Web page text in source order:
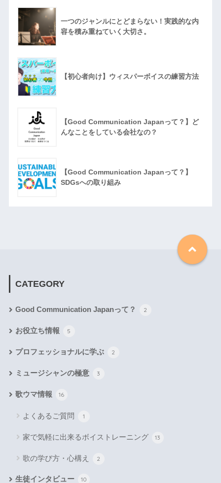
一つのジャンルにとどまらない！実践的な内
容を積み重ねていく大切さ。
【初心者向け】ウィスパーボイスの練習方法
【Good Communication Japanって？】ど
んなことをしている会社なの？
【Good Communication Japanって？】
SDGsへの取り組み
CATEGORY
Good Communication Japanって？ 2
お役立ち情報 5
プロフェッショナルに学ぶ 2
ミュージシャンの極意 3
歌ウマ情報 16
よくあるご質問 1
家で気軽に出来るボイストレーニング 13
歌の学び方・心構え 2
生徒インタビュー 10